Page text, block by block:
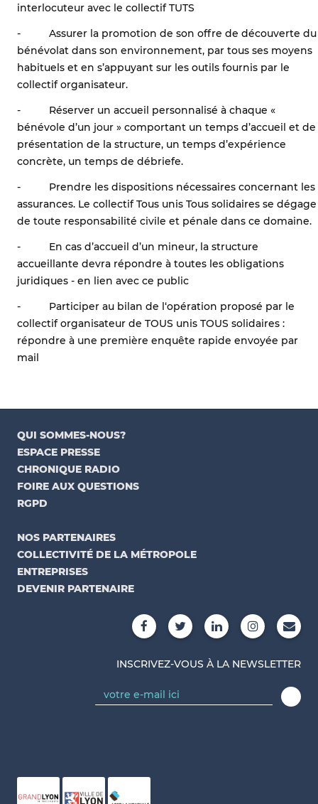
interlocuteur avec le collectif TUTS
- Assurer la promotion de son offre de découverte du
bénévolat dans son environnement, par tous ses moyens
habituels et en s’appuyant sur les outils fournis par le
collectif organisateur.
- Réserver un accueil personnalisé à chaque «
bénévole d’un jour » comportant un temps d’accueil et de
présentation de la structure, un temps d’expérience
concrète, un temps de débriefe.
- Prendre les dispositions nécessaires concernant les
assurances. Le collectif Tous unis Tous solidaires se dégage
de toute responsabilité civile et pénale dans ce domaine.
- En cas d’accueil d’un mineur, la structure
accueillante devra répondre à toutes les obligations
juridiques - en lien avec ce public
- Participer au bilan de l‘opération proposé par le
collectif organisateur de TOUS unis TOUS solidaires :
répondre à une première enquête rapide envoyée par
mail
QUI SOMMES-NOUS?
ESPACE PRESSE
CHRONIQUE RADIO
FOIRE AUX QUESTIONS
RGPD
NOS PARTENAIRES
COLLECTIVITÉ DE LA MÉTROPOLE
ENTREPRISES
DEVENIR PARTENAIRE
INSCRIVEZ-VOUS À LA NEWSLETTER